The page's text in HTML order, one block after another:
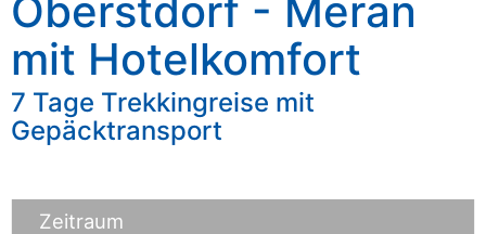
Oberstdorf - Meran
mit Hotelkomfort
7 Tage Trekkingreise mit
Gepäcktransport
Zeitraum